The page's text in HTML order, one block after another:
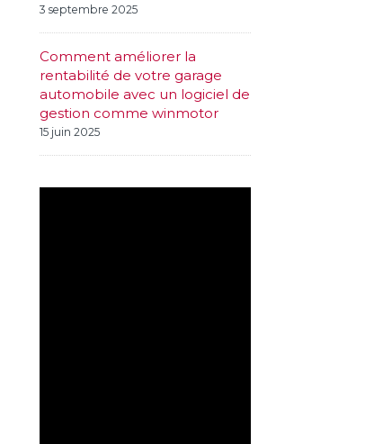
3 septembre 2025
Comment améliorer la
rentabilité de votre garage
automobile avec un logiciel de
gestion comme winmotor
15 juin 2025